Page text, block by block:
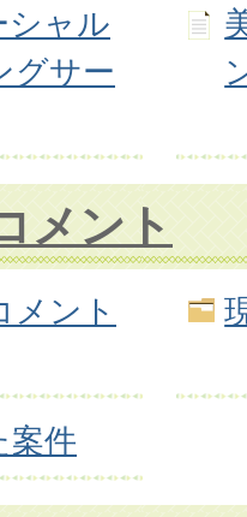
シャル
グサー
メント
メント
案件